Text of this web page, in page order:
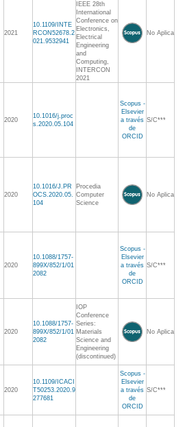
2021
10.1109/INTE
RCON52678.2
021.9532941
IEEE 28th
International
Conference on
Electronics,
Electrical
Engineering
and
Computing,
INTERCON
2021
No Aplica
2020
10.1016/j.proc
s.2020.05.104
Scopus -
Elsevier
a través
de
ORCID
S/C***
2020
10.1016/J.PR
OCS.2020.05.
104
Procedia
Computer
Science
No Aplica
2020
10.1088/1757-
899X/852/1/01
2082
Scopus -
Elsevier
a través
de
ORCID
S/C***
2020
10.1088/1757-
899X/852/1/01
2082
IOP
Conference
Series:
Materials
Science and
Engineering
(discontinued)
No Aplica
2020
10.1109/ICACI
T50253.2020.9
277681
Scopus -
Elsevier
a través
de
ORCID
S/C***